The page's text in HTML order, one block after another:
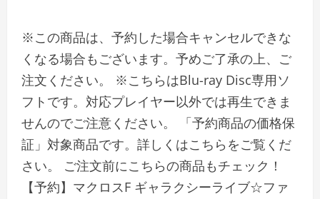
※この商品は、予約した場合キャンセルできな
くなる場合もございます。予めご了承の上、ご
注文ください。 ※こちらはBlu-ray Disc専用ソ
フトです。対応プレイヤー以外では再生できま
せんのでご注意ください。 「予約商品の価格保
証」対象商品です。詳しくはこちらをご覧くだ
さい。 ご注文前にこちらの商品もチェック！
【予約】マクロスF ギャラクシーライブ☆ファ